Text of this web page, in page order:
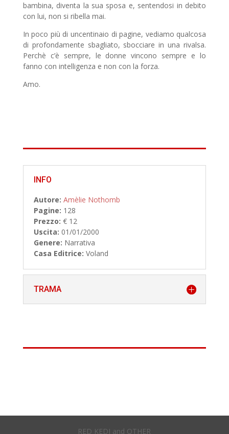
bambina, diventa la sua sposa e, sentendosi in debito
con lui, non si ribella mai.
In poco più di uncentinaio di pagine, vediamo qualcosa
di profondamente sbagliato, sbocciare in una rivalsa.
Perchè c’è sempre, le donne vincono sempre e lo
fanno con intelligenza e non con la forza.
Amo.
INFO
Autore: Amèlie Nothomb
Pagine: 128
Prezzo: € 12
Uscita: 01/01/2000
Genere: Narrativa
Casa Editrice: Voland
TRAMA
RED KEDI and OTHER